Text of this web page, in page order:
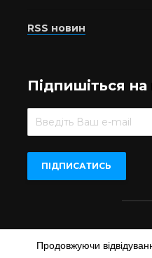
RSS новин
Підпишіться
Beer.UA
При копіюванні
Продовжуючи